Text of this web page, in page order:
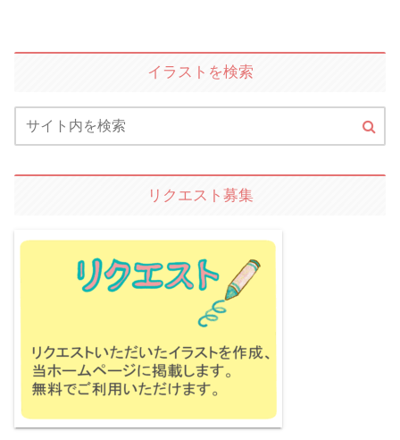
イラストを検索
リクエスト募集